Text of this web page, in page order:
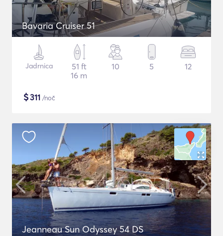
Bavaria Cruiser 51
Jadrnica
51 ft
16 m
10 5 12
$311 /noč
Jeanneau Sun Odyssey 54 DS